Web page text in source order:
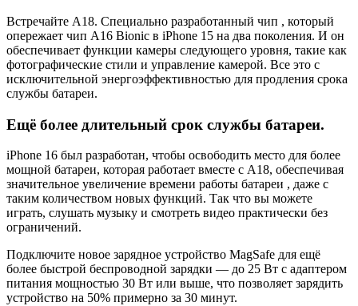
Встречайте A18. Специально разработанный чип , который
опережает чип A16 Bionic в iPhone 15 на два поколения. И он
обеспечивает функции камеры следующего уровня, такие как
фотографические стили и управление камерой. Все это с
исключительной энергоэффективностью для продления срока
службы батареи.
Ещё более длительный срок службы батареи.
iPhone 16 был разработан, чтобы освободить место для более
мощной батареи, которая работает вместе с A18, обеспечивая
значительное увеличение времени работы батареи , даже с
таким количеством новых функций. Так что вы можете
играть, слушать музыку и смотреть видео практически без
ограничений.
Подключите новое зарядное устройство MagSafe для ещё
более быстрой беспроводной зарядки — до 25 Вт с адаптером
питания мощностью 30 Вт или выше, что позволяет зарядить
устройство на 50% примерно за 30 минут.